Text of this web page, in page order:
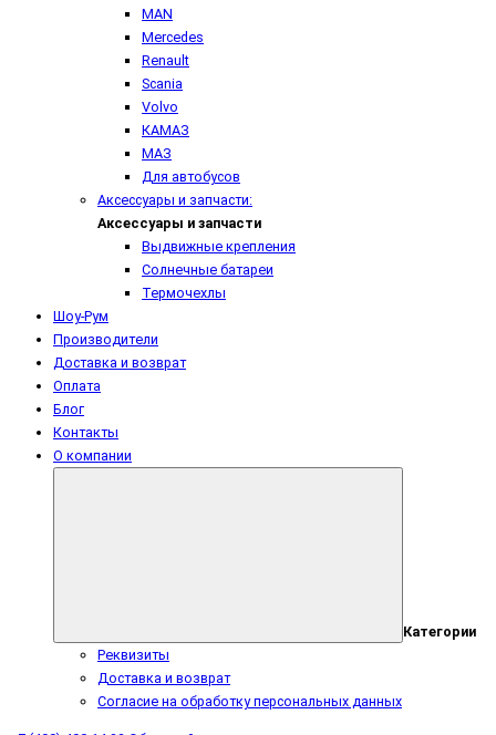
MAN
Mercedes
Renault
Scania
Volvo
КАМАЗ
МАЗ
Для автобусов
Аксессуары и запчасти:
Аксессуары и запчасти
Выдвижные крепления
Солнечные батареи
Термочехлы
Шоу-Рум
Производители
Доставка и возврат
Оплата
Блог
Контакты
О компании
Категории
Реквизиты
Доставка и возврат
Согласие на обработку персональных данных